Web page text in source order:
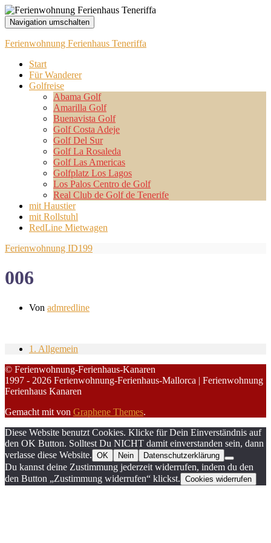
Navigation umschalten
Ferienwohnung Ferienhaus Teneriffa
Start
Für Wanderer
Golfreise
Abama Golf
Amarilla Golf
Buenavista Golf
Golf Costa Adeje
Golf Del Sur
Golf La Rosaleda
Golf Las Americas
Golfplatz Los Lagos
Los Palos Centro de Golf
Real Club de Golf de Tenerife
mit Haustier
mit Rollstuhl
RedLine Mietwagen
Ferienwohnung ID199
006
Von admredline
1. Allgemein
© Ferienwohnung-Ferienhaus-Kanaren
1997 - 2026 Ferienwohnung-Ferienhaus-Mallorca | Ferienwohnung
Ferienhaus Kanaren
Gemacht mit von Graphene Themes.
Diese Website benutzt Cookies. Klicke für Dein Einverständnis auf
den OK Button. Solltest Du NICHT damit einverstanden sein, dann
verlasse diese Website. OK Nein Datenschutzerklärung
Du kannst deine Zustimmung jederzeit widerrufen, indem du den
den Button „Zustimmung widerrufen“ klickst. Cookies widerrufen